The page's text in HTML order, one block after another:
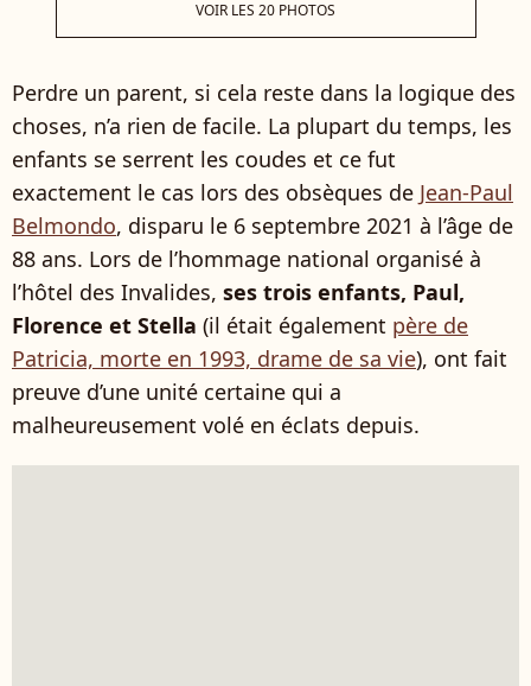
VOIR LES 20 PHOTOS
Perdre un parent, si cela reste dans la logique des
choses, n’a rien de facile. La plupart du temps, les
enfants se serrent les coudes et ce fut
exactement le cas lors des obsèques de Jean-Paul
Belmondo, disparu le 6 septembre 2021 à l’âge de
88 ans. Lors de l’hommage national organisé à
l’hôtel des Invalides, ses trois enfants, Paul,
Florence et Stella (il était également père de
Patricia, morte en 1993, drame de sa vie), ont fait
preuve d’une unité certaine qui a
malheureusement volé en éclats depuis.